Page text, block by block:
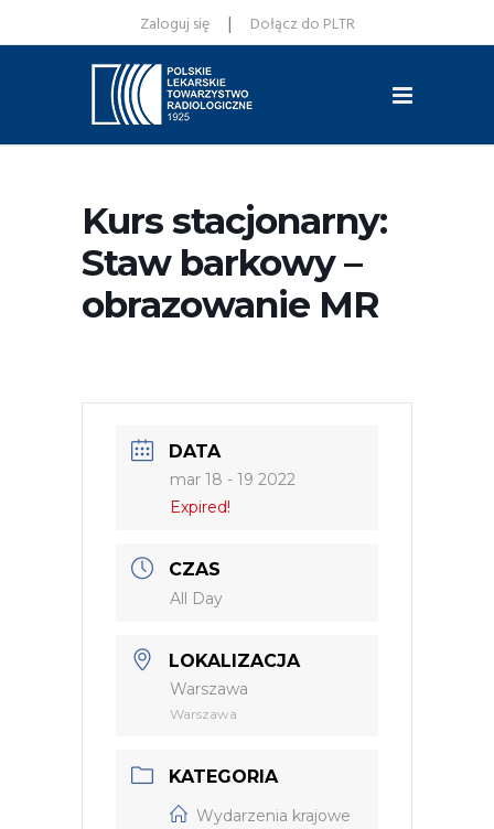
Zaloguj się | Dołącz do PLTR
Kurs stacjonarny:
Staw barkowy –
obrazowanie MR
DATA
mar 18 - 19 2022
Expired!
CZAS
All Day
LOKALIZACJA
Warszawa
Warszawa
KATEGORIA
Wydarzenia krajowe